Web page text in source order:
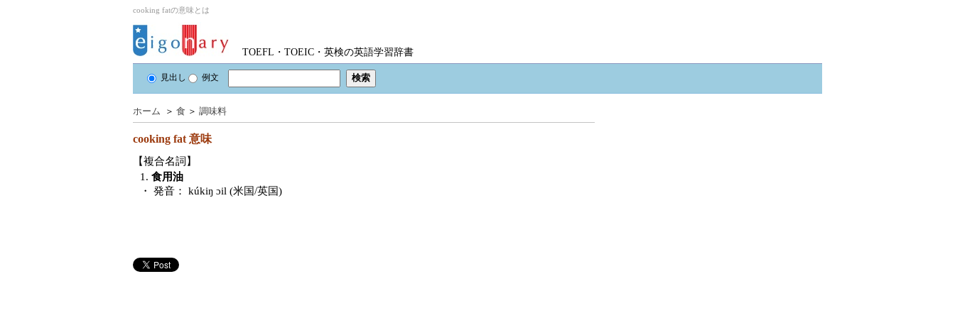
cooking fatの意味とは
TOEFL・TOEIC・英検の英語学習辞書
見出し 例文
ホーム ＞ 食 ＞ 調味料
cooking fat 意味
【複合名詞】
1. 食用油
・ 発音：
kúkiŋ ɔil (米国/英国)